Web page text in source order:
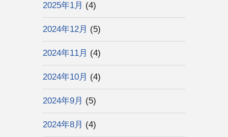
2025年1月 (4)
2024年12月 (5)
2024年11月 (4)
2024年10月 (4)
2024年9月 (5)
2024年8月 (4)